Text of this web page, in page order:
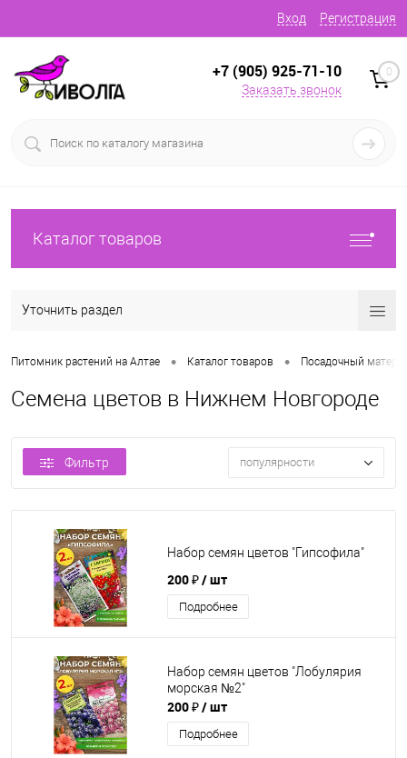
Вход Регистрация
+7 (905) 925-71-10
Заказать звонок
0
Каталог товаров
Уточнить раздел
Питомник растений на Алтае • Каталог товаров • Посадочный
Семена цветов в Нижнем Новгороде
Фильтр популярности
Набор семян цветов "Гипсофила"
200 ₽/ шт
Подробнее
Набор семян цветов "Лобулярия
морская №2"
200 ₽/ шт
Подробнее